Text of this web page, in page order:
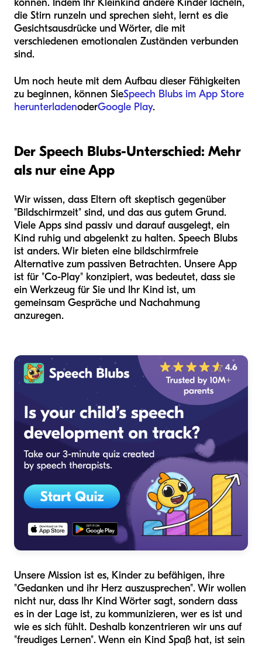
können. Indem Ihr Kleinkind andere Kinder lächeln,
die Stirn runzeln und sprechen sieht, lernt es die
Gesichtsausdrücke und Wörter, die mit
verschiedenen emotionalen Zuständen verbunden
sind.
Um noch heute mit dem Aufbau dieser Fähigkeiten
zu beginnen, können SieSpeech Blubs im App Store
herunterladenoderGoogle Play.
Der Speech Blubs-Unterschied: Mehr
als nur eine App
Wir wissen, dass Eltern oft skeptisch gegenüber
"Bildschirmzeit" sind, und das aus gutem Grund.
Viele Apps sind passiv und darauf ausgelegt, ein
Kind ruhig und abgelenkt zu halten. Speech Blubs
ist anders. Wir bieten eine bildschirmfreie
Alternative zum passiven Betrachten. Unsere App
ist für "Co-Play" konzipiert, was bedeutet, dass sie
ein Werkzeug für Sie und Ihr Kind ist, um
gemeinsam Gespräche und Nachahmung
anzuregen.
Unsere Mission ist es, Kinder zu befähigen, ihre
"Gedanken und ihr Herz auszusprechen". Wir wollen
nicht nur, dass Ihr Kind Wörter sagt, sondern dass
es in der Lage ist, zu kommunizieren, wer es ist und
wie es sich fühlt. Deshalb konzentrieren wir uns auf
"freudiges Lernen". Wenn ein Kind Spaß hat, ist sein